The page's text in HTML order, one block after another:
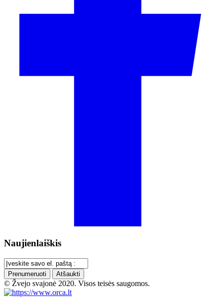
Naujienlaiškis
Prenumeruoti Atšaukti
© Žvejo svajonė 2020. Visos teisės saugomos.